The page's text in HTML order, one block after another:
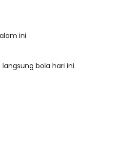
ini
bola hari ini